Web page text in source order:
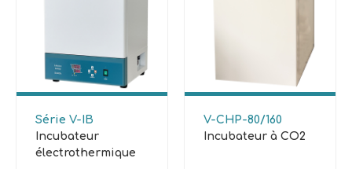
Série V-IB
Incubateur
électrothermique
V-CHP-80/160
Incubateur à CO2